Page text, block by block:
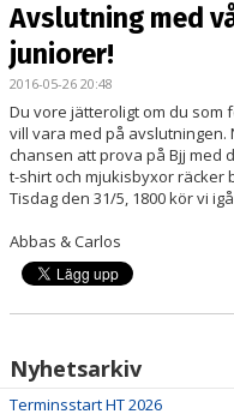
TRÄNINGSSCHEMA
VÅRA INSTRUKTÖRER
LOKALEN
MERCH
KONTAKT
Avslutning med
juniorer!
2016-05-26 20:48
Du vore jätteroligt om du som
vill vara med på avslutningen.
chansen att prova på Bjj med
t-shirt och mjukisbyxor räcker
Tisdag den 31/5, 1800 kör vi
Abbas & Carlos
Nyhetsarkiv
Terminsstart HT 2026